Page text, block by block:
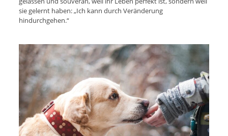
sie gelernt haben: „Ich kann durch Veränderung
hindurchgehen.“